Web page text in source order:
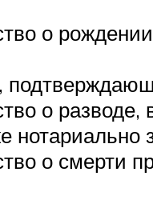
о
о разводе,
нотариально
о смерти